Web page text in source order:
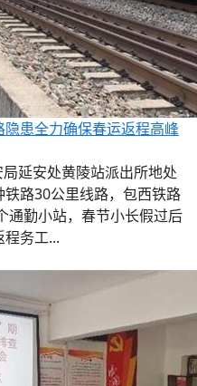
患全力确保春运返程高峰
延安处黄陵站派出所地处
路30公里线路，包西铁路
通勤小站，春节小长假过后
务工...